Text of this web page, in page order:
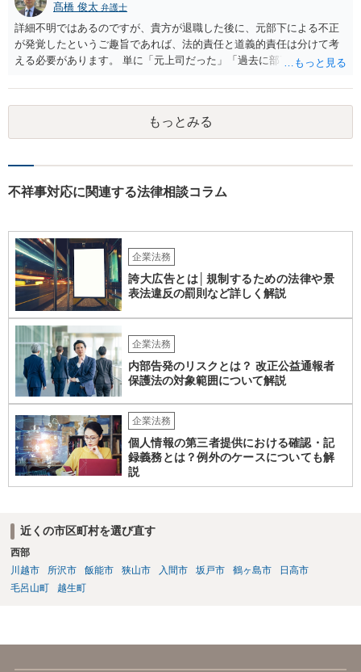
髙橋 俊太 弁護士
詳細不明ではあるのですが、貴方が退職した後に、元部下による不正
が発覚したというご趣旨であれば、法的責任と道義的責任は分けて考
える必要があります。 単に「元上司だった」「過去に部下だった」と
りません。会社が貴方に損害賠償請求をするには、在職中の管理監督
義務違反、引継ぎの不備、不正の兆候を知りながら放置したことな
ど、具体的な義務違反と損害との因果関係を主張・立証する必要があ
ります。なお、在職中から会計処理や現金管理の不自然さを認識して
能性はあるでしょう。 対応としては、まず会社から何を求められてい
意に責任を認める文書を作成したり、損害負担を約束したりすること
は避けるべきです。一方で、在職中の業務内容、権限分掌、引継ぎ資
料、不正を認識していなかった事情を整理し、必要な範囲で調査に協
力することは考えられます。 仮に、金銭請求や責任追及を示唆されて
いる場合には、会社とのやり取りを保存し、弁護士に相談したうえで
対応なさった方がよいでしょう。
もっとみる
不祥事対応に関連する法律相談コラム
企業法務
誇大広告とは│規制するための法律や景
表法違反の罰則など詳しく解説
企業法務
内部告発のリスクとは？ 改正公益通報者
保護法の対象範囲について解説
企業法務
個人情報の第三者提供における確認・記
録義務とは？例外のケースについても解
説
近くの市区町村を選び直す
西部
川越市
所沢市 飯能市 狭山市 入間市 坂戸市 鶴ヶ島市
日高市
毛呂山町
越生町